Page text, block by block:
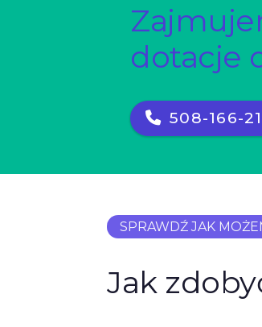
dotacje
508-166-
SPRAWDŹ JAK
Jak